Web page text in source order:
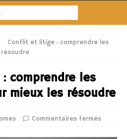
Conflit et litige : comprendre les
comprendre les
mieux les résoudre
Commentaires fermés